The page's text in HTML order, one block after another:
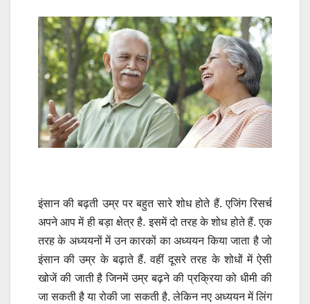
इंसान की बढ़ती उम्र पर बहुत सारे शोध होते हैं. एजिंग रिसर्च
अपने आप में ही बड़ा क्षेत्र है. इसमें दो तरह के शोध होते हैं. एक
तरह के अध्ययनों में उन कारकों का अध्ययन किया जाता है जो
इंसान की उम्र के बढ़ाते हैं. वहीं दूसरे तरह के शोधों में ऐसी
खोजें की जाती है जिनमें उम्र बढ़ने की प्रक्रिया को धीमी की
जा सकती है या रोकी जा सकती है. लेकिन नए अध्ययन में लिंग